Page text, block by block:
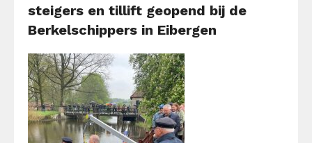
steigers en tillift geopend bij de
Berkelschippers in Eibergen